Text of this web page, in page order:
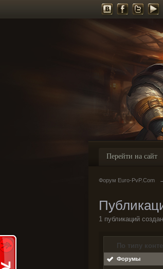
Перейти на сайт
Форум Euro-PvP.Com
1 публикаций
По типу
Форумы